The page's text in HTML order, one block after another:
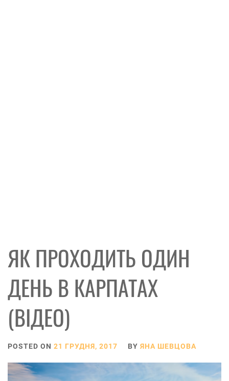
ЯК ПРОХОДИТЬ ОДИН
ДЕНЬ В КАРПАТАХ
(ВІДЕО)
POSTED ON 21 ГРУДНЯ, 2017 BY ЯНА ШЕВЦОВА